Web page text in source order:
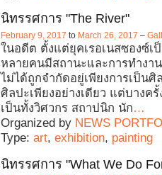
นิทรรศการ "The River"
February 9, 2017 to March 26, 2017 –
ในอดีต ตั้งแต่ยุคเรอเนสซองซ์
หลายคนมีสถานะและการทำงา
ไม่ได้ถูกจำกัดอยู่เพียงการเป็นศิ
ศิลปะเพียงอย่างเดียว แต่บางครั้
เป็นทั้งวิศวกร สถาปนิก นัก…
Organized by NEWS
Type: art, exhibition, painting
นิทรรศการ "What We Do